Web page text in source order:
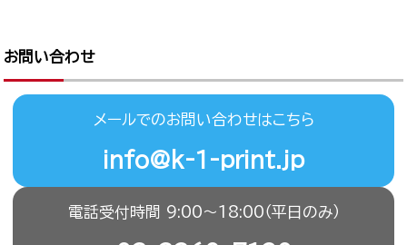
お問い合わせ
メールでのお問い合わせはこちら
info@k-1-print.jp
電話受付時間 9:00〜18:00（平日のみ）